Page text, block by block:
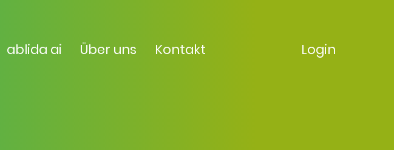
ablida ai Über uns Kontakt Login